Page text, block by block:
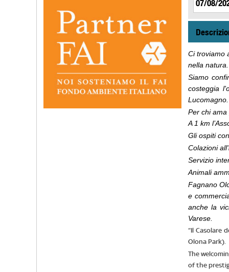
Ci troviamo
nella
Siamo
costeggia
Lucomagno.
Per chi ama
A 1 km
Gliospiti
Colazioni
Servizio
Animali
Fagnano
e
anche la
Varese.
“Il Casolare
Olona Park).
The
of the